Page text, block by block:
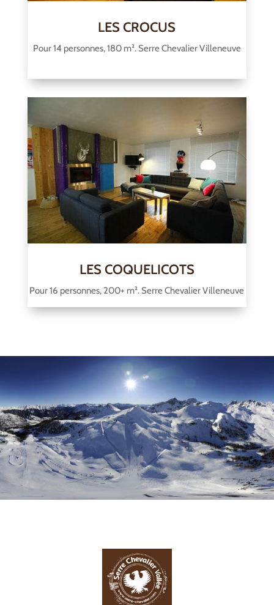
LES CROCUS
Pour 14 personnes, 180 m². Serre Chevalier Villeneuve
LES COQUELICOTS
Pour 16 personnes, 200+ m². Serre Chevalier Villeneuve